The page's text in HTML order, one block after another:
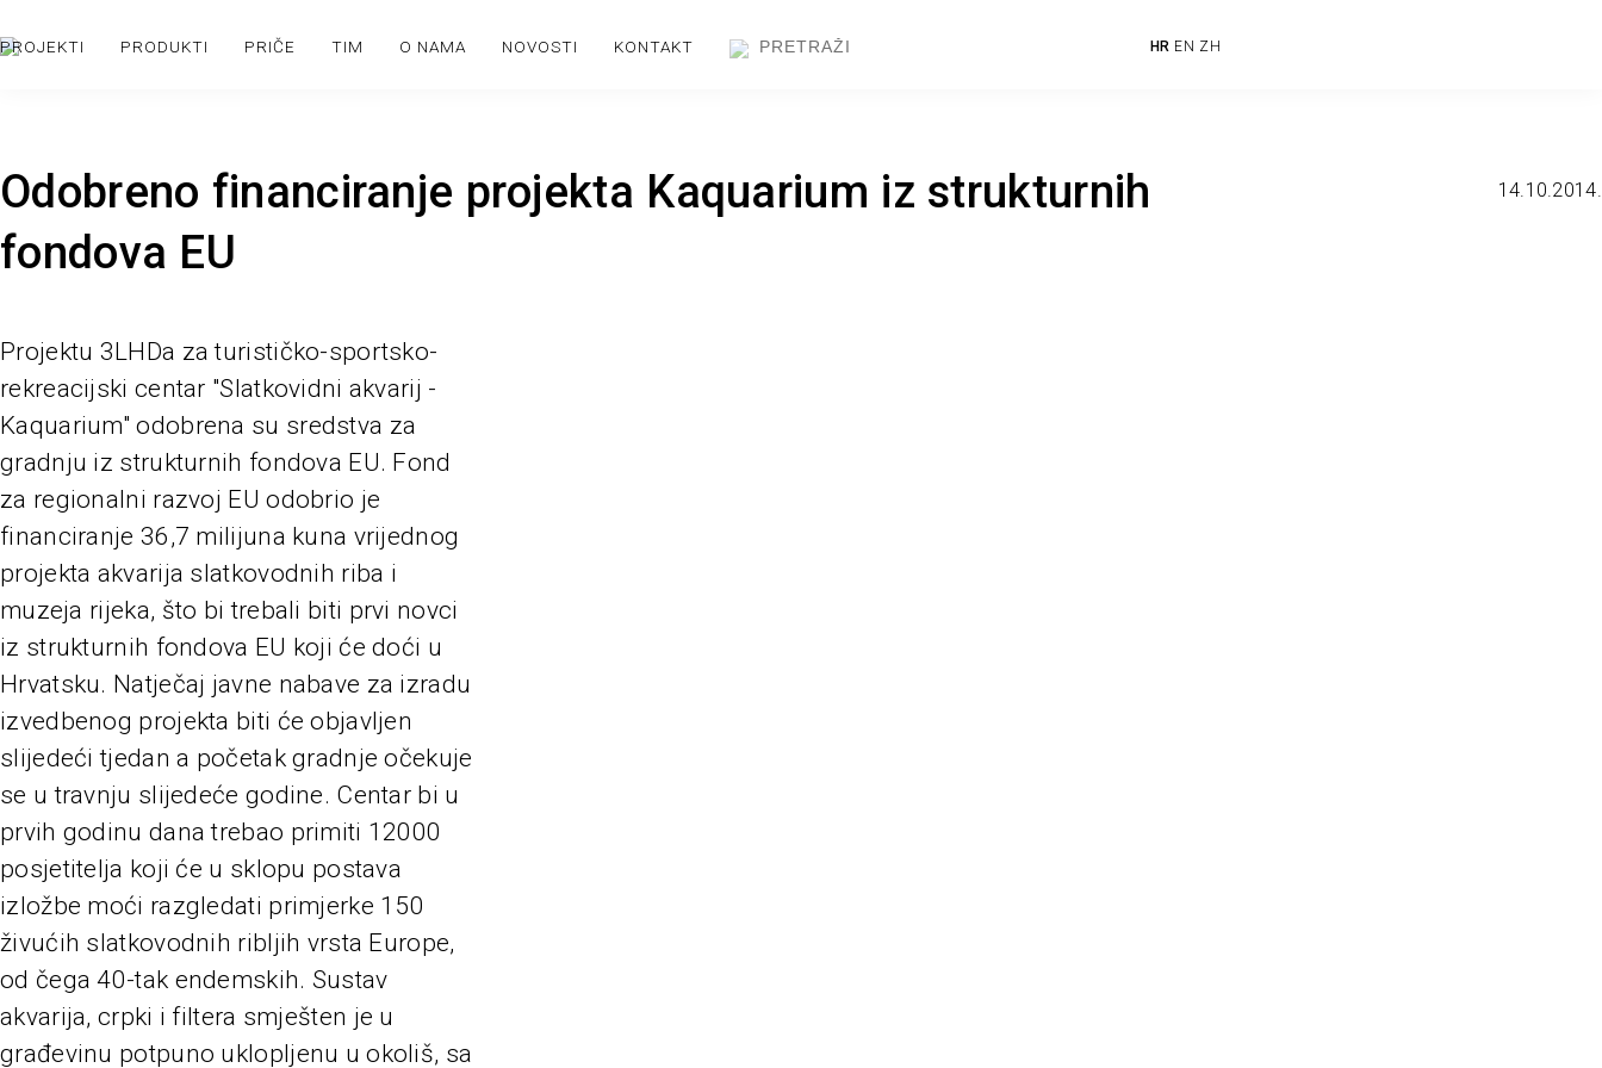
PROJEKTI PRODUKTI PRIČE TIM O NAMA NOVOSTI KONTAKT HR EN ZH
Odobreno financiranje projekta Kaquarium iz strukturnih
fondova EU
14.10.2014.
Projektu 3LHDa za turističko-sportsko-
rekreacijski centar "Slatkovidni akvarij -
Kaquarium" odobrena su sredstva za
gradnju iz strukturnih fondova EU. Fond
za regionalni razvoj EU odobrio je
financiranje 36,7 milijuna kuna vrijednog
projekta akvarija slatkovodnih riba i
muzeja rijeka, što bi trebali biti prvi novci
iz strukturnih fondova EU koji će doći u
Hrvatsku. Natječaj javne nabave za izradu
izvedbenog projekta biti će objavljen
slijedeći tjedan a početak gradnje očekuje
se u travnju slijedeće godine. Centar bi u
prvih godinu dana trebao primiti 12000
posjetitelja koji će u sklopu postava
izložbe moći razgledati primjerke 150
živućih slatkovodnih ribljih vrsta Europe,
od čega 40-tak endemskih. Sustav
akvarija, crpki i filtera smješten je u
građevinu potpuno uklopljenu u okoliš, sa